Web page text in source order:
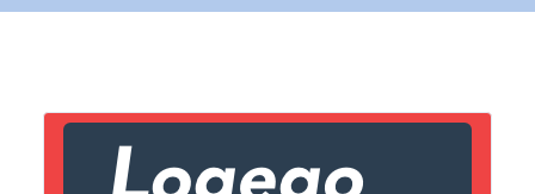
X Fermer Envoyez
Copier lien